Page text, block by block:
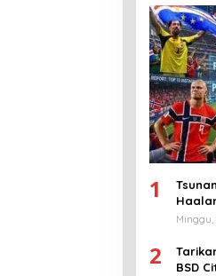
1
Bikin
Minggu,
2
BSD